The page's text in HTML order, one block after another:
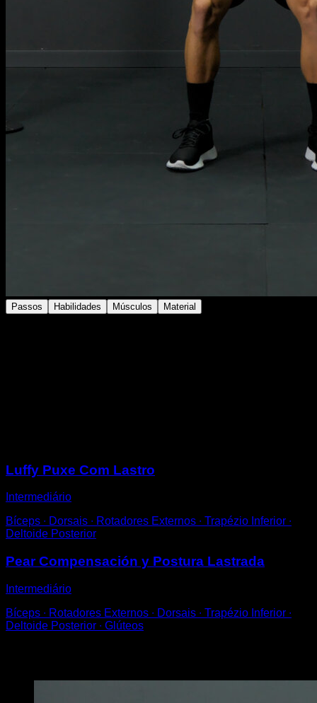
Passos Habilidades Músculos Material
Luffy Puxe Com Lastro
Intermediário
Bíceps ∙ Dorsais ∙ Rotadores Externos ∙ Trapézio Inferior ∙
Deltoide Posterior
Pear Compensación y Postura Lastrada
Intermediário
Bíceps ∙ Rotadores Externos ∙ Dorsais ∙ Trapézio Inferior ∙
Deltoide Posterior ∙ Glúteos